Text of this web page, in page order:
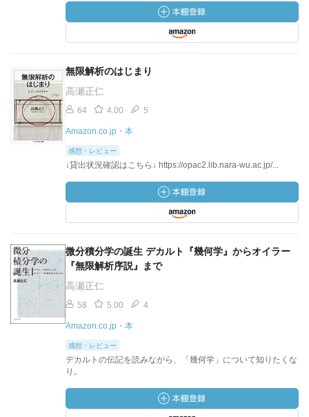
無限解析のはじまり
高瀬正仁
64 4.00 5
Amazon.co.jp・本
感想・レビュー
↓貸出状況確認はこちら↓ https://opac2.lib.nara-wu.ac.jp/...
微分積分学の誕生 デカルト『幾何学』からオイラー
『無限解析序説』まで
高瀬正仁
58 5.00 4
Amazon.co.jp・本
感想・レビュー
デカルトの伝記を読みながら、「幾何学」について知りたくな
り。